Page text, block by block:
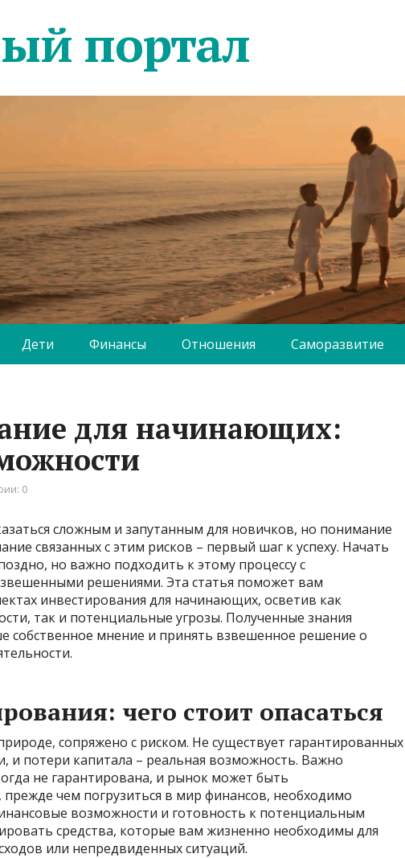
портал
Дети Финансы Отношения Саморазвитие
для начинающих:
0
сложным и запутанным для новичков, но понимание
связанных с этим рисков – первый шаг к успеху. Начать
но важно подходить к этому процессу с
решениями. Эта статья поможет вам
инвестирования для начинающих, осветив как
так и потенциальные угрозы. Полученные знания
собственное мнение и принять взвешенное решение о
чего стоит опасаться
сопряжено с риском. Не существует гарантированных
и потери капитала – реальная возможность. Важно
не гарантирована, и рынок может быть
чем погрузиться в мир финансов, необходимо
возможности и готовность к потенциальным
средства, которые вам жизненно необходимы для
или непредвиденных ситуаций.